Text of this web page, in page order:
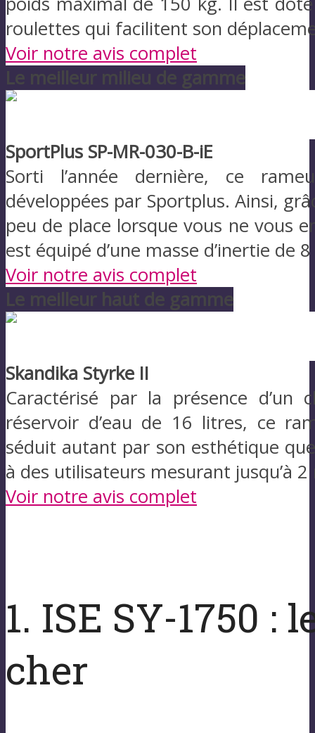
roulettes qui facilitent son
Voir notre avis complet
Le meilleur milieu de gamme
SportPlus SP-MR-030-B-iE
Sorti l’année dernière, ce
développées par Sportplus. Ainsi,
peu de place lorsque vous ne vous
est équipé d’une masse d’inertie
Voir notre avis complet
Le meilleur haut de gamme
Skandika Styrke II
Caractérisé par la présence
réservoir d’eau de 16 litres, ce
séduit autant par son esthétique
à des utilisateurs mesurant jusqu’à
Voir notre avis complet
1. ISE SY-1750
cher